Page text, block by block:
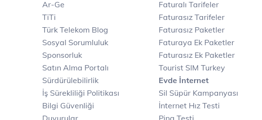
Ar-Ge
TiTi
Türk Telekom Blog
Sosyal Sorumluluk
Sponsorluk
Satın Alma Portalı
Sürdürülebilirlik
İş Sürekliliği Politikası
Bilgi Güvenliği
Duyurular
Faturalı Tarifeler
Faturasız Tarifeler
Faturasız Paketler
Faturaya Ek Paketler
Faturasız Ek Paketler
Tourist SIM Turkey
Evde İnternet
Sil Süpür Kampanyası
İnternet Hız Testi
Ping Testi